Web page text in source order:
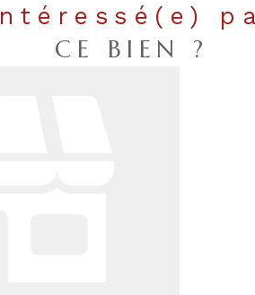
Intéressé(e)
CE BIEN ?